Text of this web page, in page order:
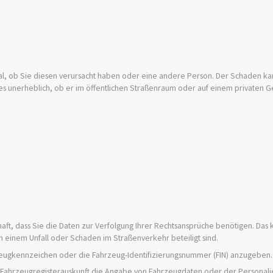
ob Sie diesen verursacht haben oder eine andere Person. Der Schaden
unerheblich, ob er im öffentlichen Straßenraum oder auf einem privaten
dass Sie die Daten zur Verfolgung Ihrer Rechtsansprüche benötigen. Das
einem Unfall oder Schaden im Straßenverkehr beteiligt sind.
oder die Fahrzeug-Identifizierungsnummer (FIN) anzugeben.